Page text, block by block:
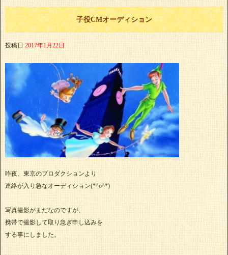
子役CMオーディション
投稿日 2017年1月22日
昨夜、東京のプロダクションより
連絡が入り急なオーディション(*^o^*)
写真撮影がまだなのですが、
携帯で撮影して取り急ぎ申し込みを
する事にしました。